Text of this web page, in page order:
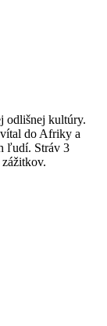
odlišnej kultúry.
do Afriky a
ľudí. Stráv 3